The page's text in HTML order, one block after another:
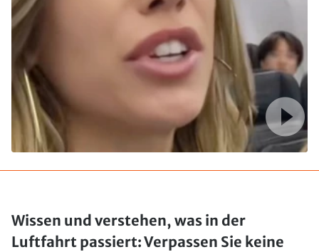
Wissen und verstehen, was in der
Luftfahrt passiert: Verpassen Sie keine